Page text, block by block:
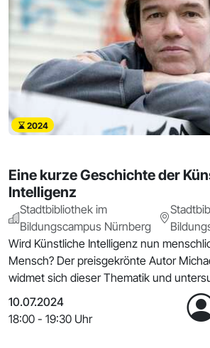
2024
Eine kurze Geschichte der
Intelligenz
Stadtbibliothek im
Bildungscampus Nürnberg
Wird Künstliche Intelligenz nun
Mensch? Der preisgekrönte Autor
widmet sich dieser Thematik und
10.07.2024
18:00 - 19:30 Uhr